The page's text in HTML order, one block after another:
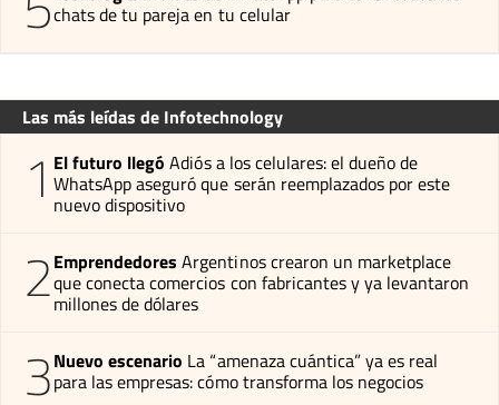
chats de tu pareja en tu celular
Las más leídas de Infotechnology
1 El futuro llegó Adiós a los celulares: el dueño de
WhatsApp aseguró que serán reemplazados por este
nuevo dispositivo
2Emprendedores Argentinos crearon un marketplace
que conecta comercios con fabricantes y ya levantaron
millones de dólares
3Nuevo escenario La “amenaza cuántica” ya es real
para las empresas: cómo transforma los negocios